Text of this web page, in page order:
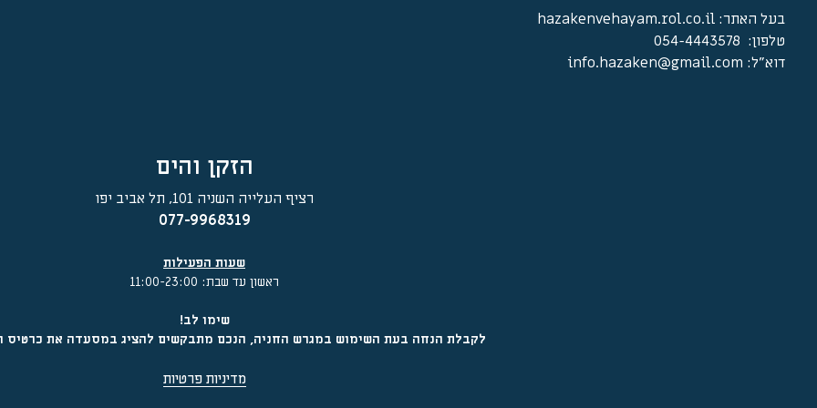
בעל האתר: hazakenvehayam.rol.co.il
טלפון: 054-4443578
דוא"ל: info.hazaken@gmail.com‏‏‏
הזקן והים
רציף העלייה השניה 101, תל אביב יפו
077-9968319
שעות הפעילות
ראשון עד שבת: 11:00-23:00
שימו לב!
לקבלת הנחה בעת השימוש במגרש החניה, הנכם מתבקשים להציג במסעדה את כרטיס
מדיניות פרטיות